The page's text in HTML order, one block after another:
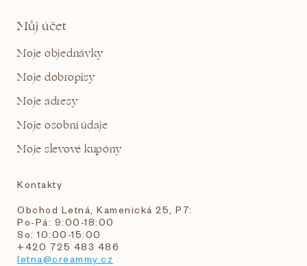
Můj účet
Moje objednávky
Moje dobropisy
Moje adresy
Moje osobní údaje
Moje slevové kupóny
Kontakty
Obchod Letná, Kamenická 25, P7:
Po-Pá: 9:00-18:00
So: 10:00-15:00
+420 725 483 486
letna@creammy.cz